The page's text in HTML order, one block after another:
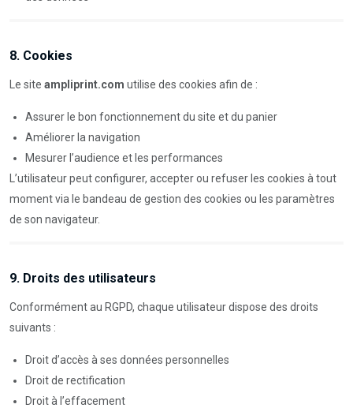
8. Cookies
Le site ampliprint.com utilise des cookies afin de :
Assurer le bon fonctionnement du site et du panier
Améliorer la navigation
Mesurer l’audience et les performances
L’utilisateur peut configurer, accepter ou refuser les cookies à tout
moment via le bandeau de gestion des cookies ou les paramètres
de son navigateur.
9. Droits des utilisateurs
Conformément au RGPD, chaque utilisateur dispose des droits
suivants :
Droit d’accès à ses données personnelles
Droit de rectification
Droit à l’effacement